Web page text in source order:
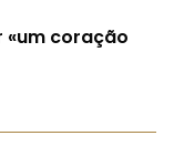
«um coração